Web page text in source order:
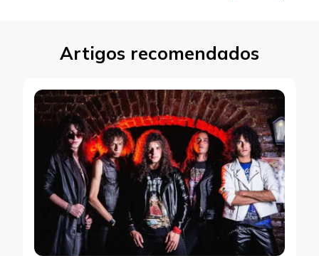
Artigos recomendados